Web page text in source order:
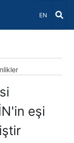
Dil Seçiniz
EN
eşi